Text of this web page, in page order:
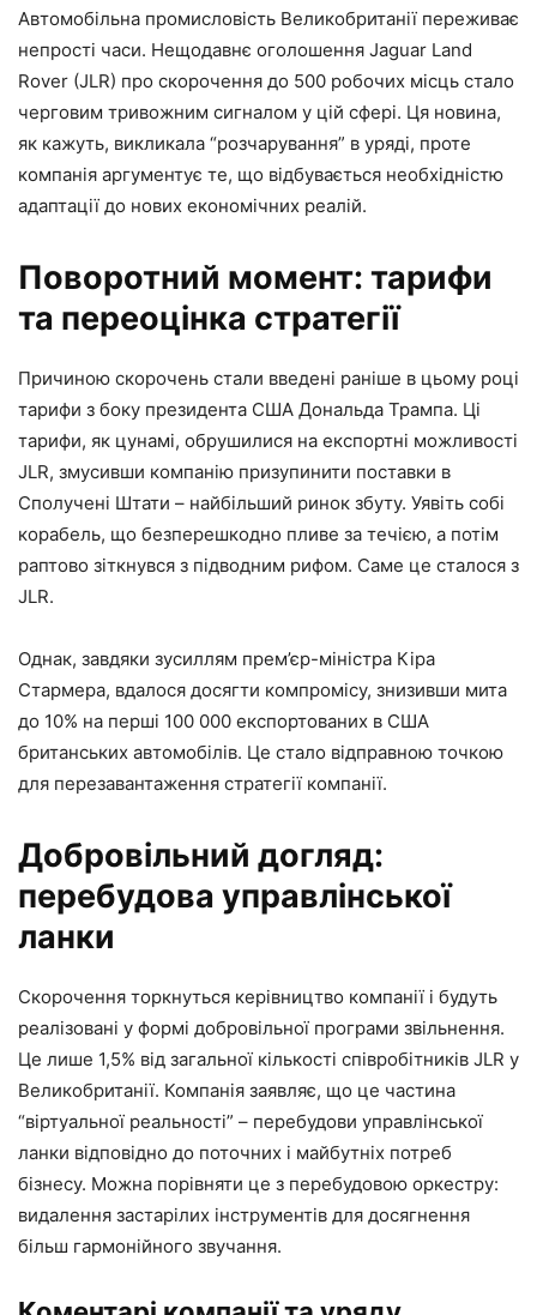
Автомобільна промисловість Великобританії переживає
непрості часи. Нещодавнє оголошення Jaguar Land
Rover (JLR) про скорочення до 500 робочих місць стало
черговим тривожним сигналом у цій сфері. Ця новина,
як кажуть, викликала “розчарування” в уряді, проте
компанія аргументує те, що відбувається необхідністю
адаптації до нових економічних реалій.
Поворотний момент: тарифи
та переоцінка стратегії
Причиною скорочень стали введені раніше в цьому році
тарифи з боку президента США Дональда Трампа. Ці
тарифи, як цунамі, обрушилися на експортні можливості
JLR, змусивши компанію призупинити поставки в
Сполучені Штати – найбільший ринок збуту. Уявіть собі
корабель, що безперешкодно пливе за течією, а потім
раптово зіткнувся з підводним рифом. Саме це сталося з
JLR.
Однак, завдяки зусиллям прем’єр-міністра Кіра
Стармера, вдалося досягти компромісу, знизивши мита
до 10% на перші 100 000 експортованих в США
британських автомобілів. Це стало відправною точкою
для перезавантаження стратегії компанії.
Добровільний догляд:
перебудова управлінської
ланки
Скорочення торкнуться керівництво компанії і будуть
реалізовані у формі добровільної програми звільнення.
Це лише 1,5% від загальної кількості співробітників JLR у
Великобританії. Компанія заявляє, що це частина
“віртуальної реальності” – перебудови управлінської
ланки відповідно до поточних і майбутніх потреб
бізнесу. Можна порівняти це з перебудовою оркестру:
видалення застарілих інструментів для досягнення
більш гармонійного звучання.